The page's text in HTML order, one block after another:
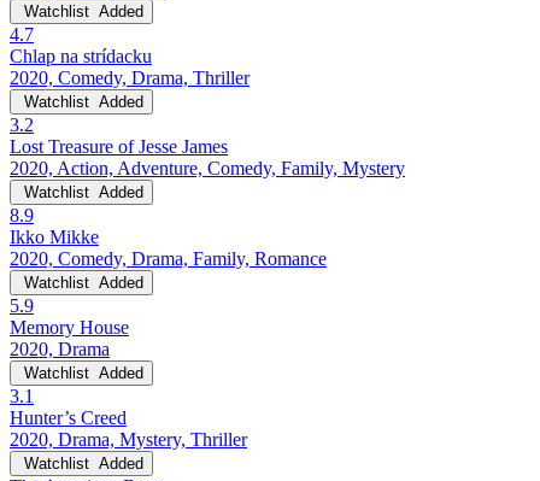
Watchlist Added
4.7
Chlap na strídacku
2020, Comedy, Drama, Thriller
Watchlist Added
3.2
Lost Treasure of Jesse James
2020, Action, Adventure, Comedy, Family, Mystery
Watchlist Added
8.9
Ikko Mikke
2020, Comedy, Drama, Family, Romance
Watchlist Added
5.9
Memory House
2020, Drama
Watchlist Added
3.1
Hunter’s Creed
2020, Drama, Mystery, Thriller
Watchlist Added